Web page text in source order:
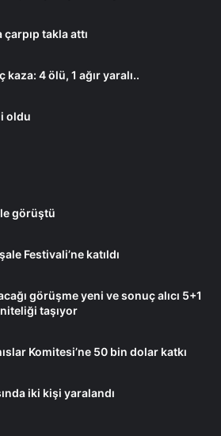
takla attı
4 ölü, 1 ağır yaralı..
oldu
görüştü
Festivali’ne katıldı
görüşme yeni ve sonuç alıcı 5+1
niteliği taşıyor
Komitesi’ne 50 bin dolar katkı
iki kişi yaralandı